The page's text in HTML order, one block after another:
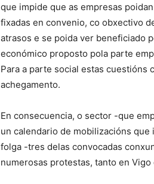
que impide que as empresas
fixadas en convenio, co obxectivo
atrasos e se poida ver beneficiado
económico proposto pola parte
Para a parte social estas cuestións
achegamento.
En consecuencia, o sector -que
un calendario de mobilizacións
folga -tres delas convocadas
numerosas protestas, tanto en